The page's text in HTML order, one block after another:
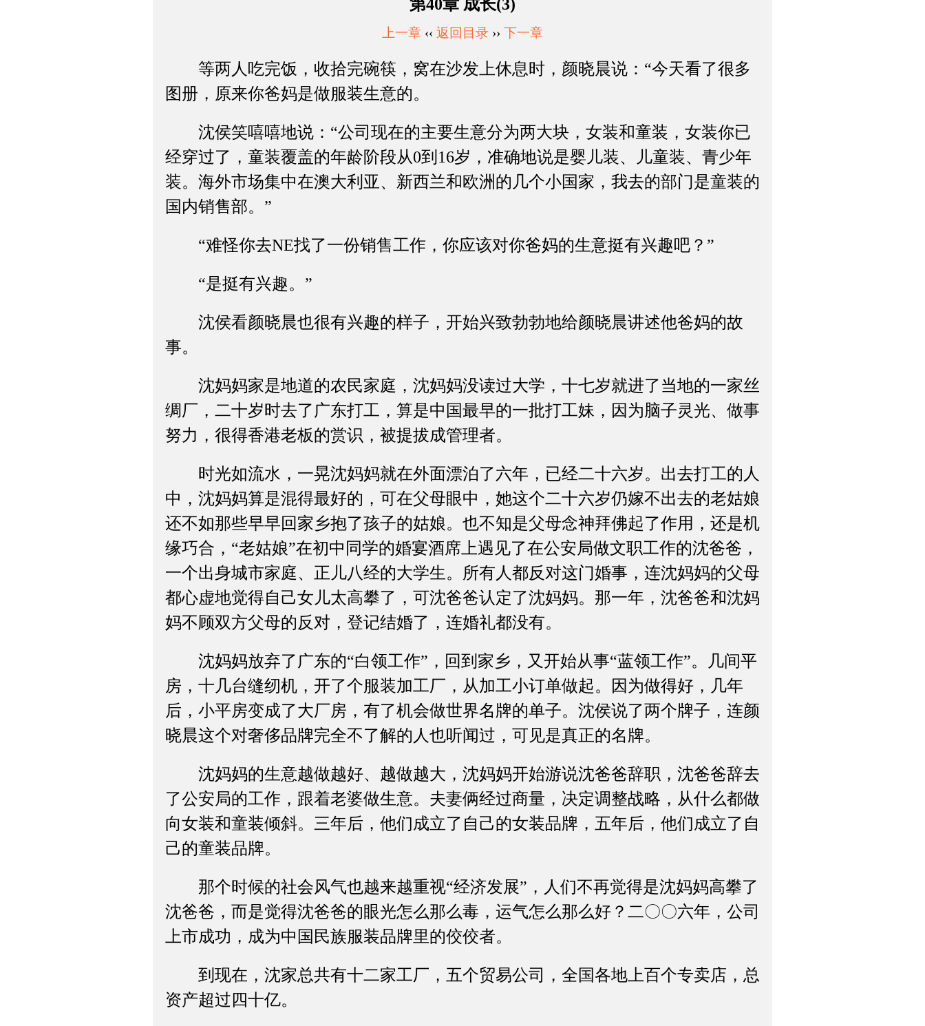
第40章 成长(3)
上一章 ‹‹ 返回目录 ›› 下一章
等两人吃完饭，收拾完碗筷，窝在沙发上休息时，颜晓晨说：“今天看了很多
图册，原来你爸妈是做服装生意的。
沈侯笑嘻嘻地说：“公司现在的主要生意分为两大块，女装和童装，女装你已
经穿过了，童装覆盖的年龄阶段从0到16岁，准确地说是婴儿装、儿童装、青少年
装。海外市场集中在澳大利亚、新西兰和欧洲的几个小国家，我去的部门是童装的
国内销售部。”
“难怪你去NE找了一份销售工作，你应该对你爸妈的生意挺有兴趣吧？”
“是挺有兴趣。”
沈侯看颜晓晨也很有兴趣的样子，开始兴致勃勃地给颜晓晨讲述他爸妈的故
事。
沈妈妈家是地道的农民家庭，沈妈妈没读过大学，十七岁就进了当地的一家丝
绸厂，二十岁时去了广东打工，算是中国最早的一批打工妹，因为脑子灵光、做事
努力，很得香港老板的赏识，被提拔成管理者。
时光如流水，一晃沈妈妈就在外面漂泊了六年，已经二十六岁。出去打工的人
中，沈妈妈算是混得最好的，可在父母眼中，她这个二十六岁仍嫁不出去的老姑娘
还不如那些早早回家乡抱了孩子的姑娘。也不知是父母念神拜佛起了作用，还是机
缘巧合，“老姑娘”在初中同学的婚宴酒席上遇见了在公安局做文职工作的沈爸爸，
一个出身城市家庭、正儿八经的大学生。所有人都反对这门婚事，连沈妈妈的父母
都心虚地觉得自己女儿太高攀了，可沈爸爸认定了沈妈妈。那一年，沈爸爸和沈妈
妈不顾双方父母的反对，登记结婚了，连婚礼都没有。
沈妈妈放弃了广东的“白领工作”，回到家乡，又开始从事“蓝领工作”。几间平
房，十几台缝纫机，开了个服装加工厂，从加工小订单做起。因为做得好，几年
后，小平房变成了大厂房，有了机会做世界名牌的单子。沈侯说了两个牌子，连颜
晓晨这个对奢侈品牌完全不了解的人也听闻过，可见是真正的名牌。
沈妈妈的生意越做越好、越做越大，沈妈妈开始游说沈爸爸辞职，沈爸爸辞去
了公安局的工作，跟着老婆做生意。夫妻俩经过商量，决定调整战略，从什么都做
向女装和童装倾斜。三年后，他们成立了自己的女装品牌，五年后，他们成立了自
己的童装品牌。
那个时候的社会风气也越来越重视“经济发展”，人们不再觉得是沈妈妈高攀了
沈爸爸，而是觉得沈爸爸的眼光怎么那么毒，运气怎么那么好？二〇〇六年，公司
上市成功，成为中国民族服装品牌里的佼佼者。
到现在，沈家总共有十二家工厂，五个贸易公司，全国各地上百个专卖店，总
资产超过四十亿。